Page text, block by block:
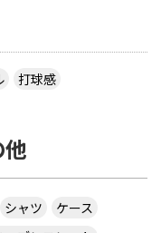
打球感
シャツ
ケース